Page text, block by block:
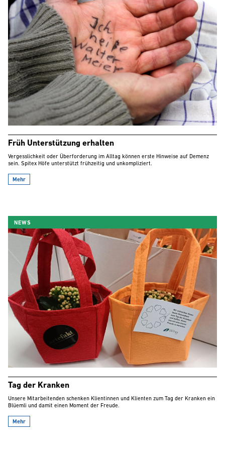
Früh Unterstützung erhalten
Vergesslichkeit oder Überforderung im Alltag können erste Hinweise auf Demenz
sein. Spitex Höfe unterstützt frühzeitig und unkompliziert.
Mehr
NEWS
Tag der Kranken
Unsere Mitarbeitenden schenken Klientinnen und Klienten zum Tag der Kranken ein
Blüemli und damit einen Moment der Freude.
Mehr